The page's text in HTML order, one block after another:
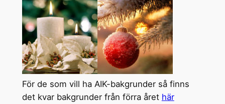
För de som vill ha AIK-bakgrunder så finns
det kvar bakgrunder från förra året här